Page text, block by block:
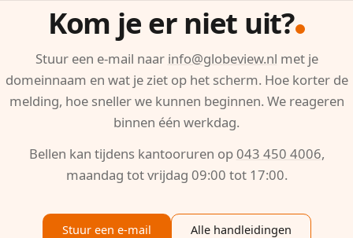
Kom je er niet uit?
Stuur een e-mail naar info@globeview.nl met je
domeinnaam en wat je ziet op het scherm. Hoe korter de
melding, hoe sneller we kunnen beginnen. We reageren
binnen één werkdag.
Bellen kan tijdens kantooruren op043 450 4006,
maandag tot vrijdag 09:00 tot 17:00.
Stuur een e-mail Alle handleidingen